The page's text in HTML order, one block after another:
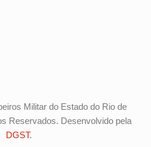
Militar do Estado do Rio de
Reservados. Desenvolvido pela
DGST.